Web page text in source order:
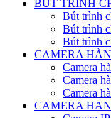
BÚT TRÌNH
Bút trình
Bút trình
Bút trình
CAMERA
Camera
Camera
Camera
CAMERA